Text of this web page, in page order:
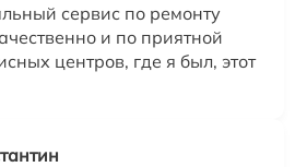
сервис по ремонту
и по приятной
центров, где я был, этот